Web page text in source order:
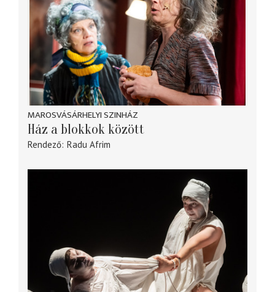
MAROSVÁSÁRHELYI SZINHÁZ
Ház a blokkok között
Rendező Radu Afrim